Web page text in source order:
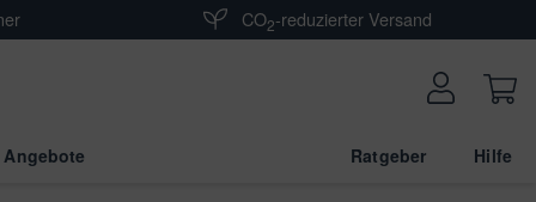
CO2-reduzierter Versand
Angebote Ratgeber Hilfe